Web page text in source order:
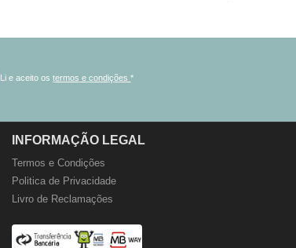
Li e aceito ostermos e condições*
INFORMAÇÃO LEGAL
Termos e Condições
Politica de Privacidade
Livro de Reclamações